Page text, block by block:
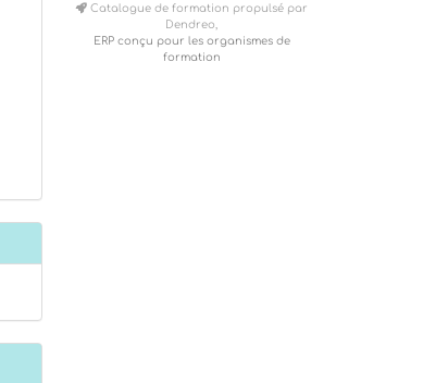
Catalogue de formation propulsé par
Dendreo,
ERP conçu pour les organismes de
formation